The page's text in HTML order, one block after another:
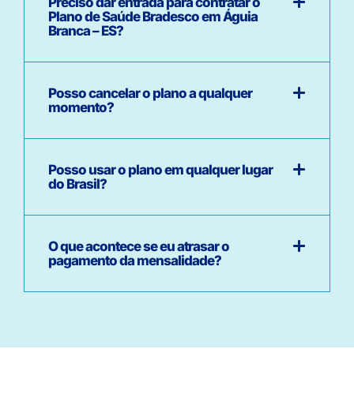
Plano de Saúde Bradesco em Águia
Branca – ES?
Posso cancelar o plano a qualquer
momento?
Posso usar o plano em qualquer lugar
do Brasil?
O que acontece se eu atrasar o
pagamento da mensalidade?